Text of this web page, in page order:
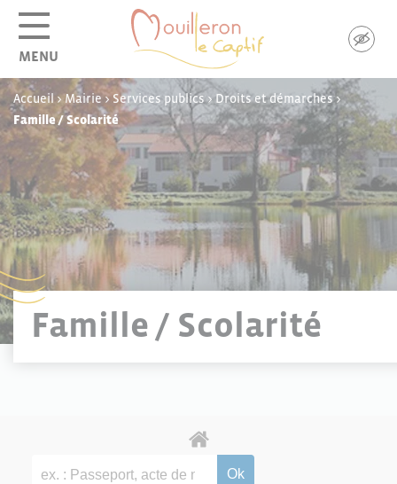
MENU
Accueil >Mairie> Services publics>Droits et démarches>
Famille / Scolarité
Famille / Scolarité
Panneau de gestion des cookies